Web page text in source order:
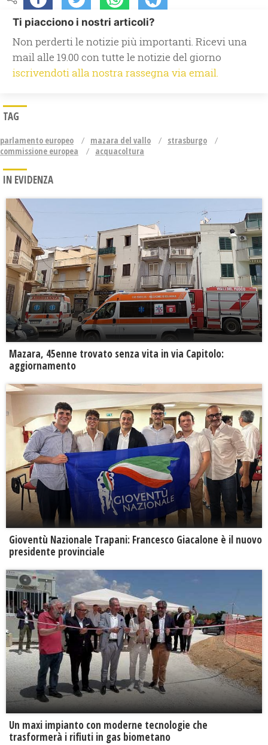
Ti piacciono i nostri articoli?
Non perderti le notizie più importanti. Ricevi una
mail alle 19.00 con tutte le notizie del giorno
iscrivendoti alla nostra rassegna via email.
TAG
parlamento europeo mazara del vallo
strasburgo
commissione europea
acquacoltura
IN EVIDENZA
Mazara, 45enne trovato senza vita in via Capitolo:
aggiornamento
Gioventù Nazionale Trapani: Francesco Giacalone è il nuovo
presidente provinciale
Un maxi impianto con moderne tecnologie che
trasformerà i rifiuti in gas biometano